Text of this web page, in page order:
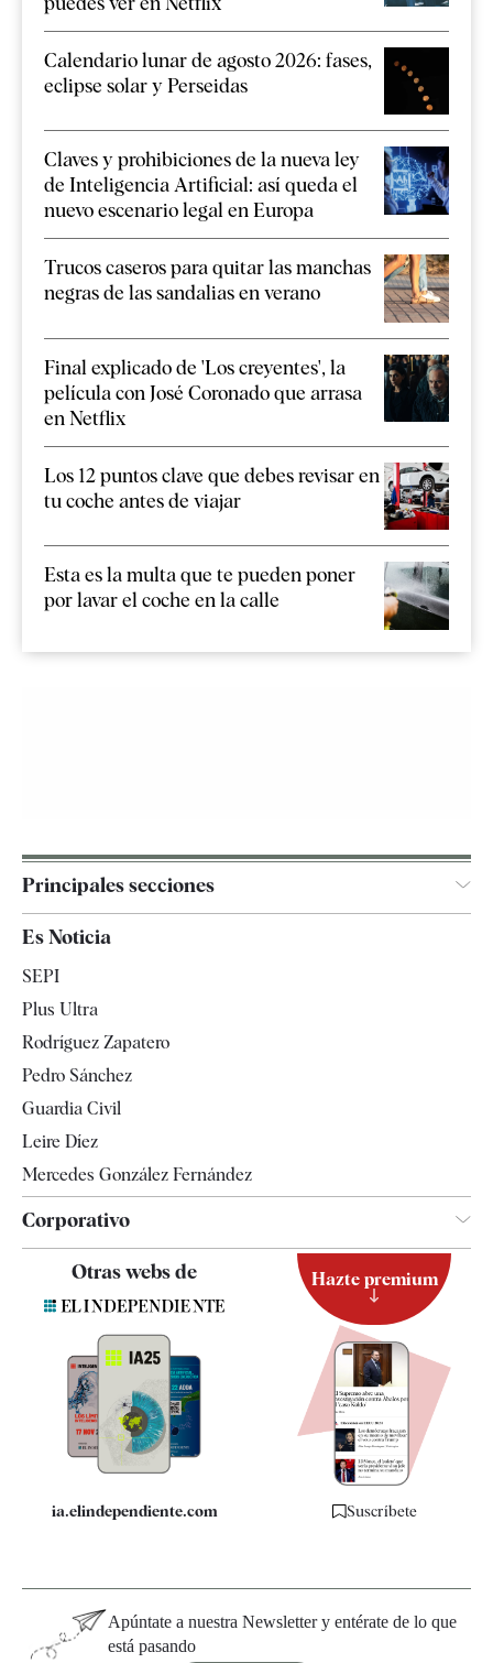
Calendario lunar de agosto 2026: fases,
eclipse solar y Perseidas
Claves y prohibiciones de la nueva ley
de Inteligencia Artificial: así queda el
nuevo escenario legal en Europa
Trucos caseros para quitar las manchas
negras de las sandalias en verano
Final explicado de 'Los creyentes', la
película con José Coronado que arrasa
en Netflix
Los 12 puntos clave que debes revisar en
tu coche antes de viajar
Esta es la multa que te pueden poner
por lavar el coche en la calle
Principales secciones
Televisión
Es Noticia
SEPI
Plus Ultra
Rodríguez Zapatero
Pedro Sánchez
Guardia Civil
Leire Díez
Mercedes González Fernández
Corporativo
Quiénes somos
Especificaciones
Otras webs de
ia.elindependiente.com
Hazte premium
Suscríbete
Apúntate a nuestra Newsletter y entérate de lo que
está pasando